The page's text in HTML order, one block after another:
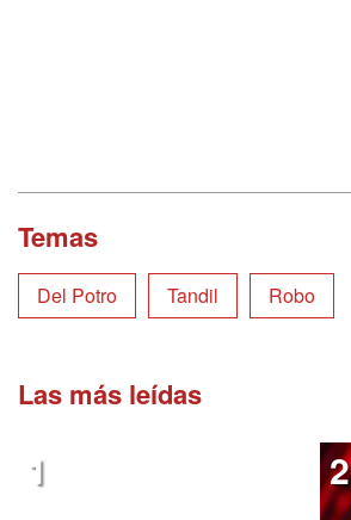
Temas
Del Potro Tandil Robo
Las más leídas